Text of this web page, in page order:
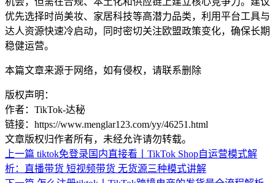
优先选择时尚美妆、家居科技等高潜力品类，利用平台工具与
达人资源快速冷启动，同时密切关注欧盟政策变化，确保长期
稳健运营。
本篇文章来源于网络，如有侵权，请联系删除
版权声明：
作者：TikTok-达秘
链接：https://www.menglar123.com/yy/46251.html
文章版权归作者所有，未经允许请勿转载。
上一篇 tiktok免登录国内直接看丨TikTok Shop自运营模式解
析：直播带货 短视频带货 无货源三种模式讲解